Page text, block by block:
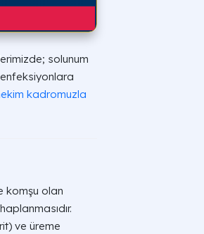
solunum
kadromuzla
komşu olan
ve üreme